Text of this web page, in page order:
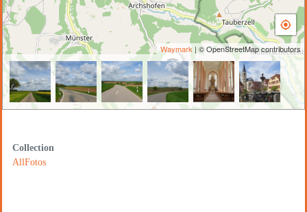
Waymark | © OpenStreetMap contributors
Collection
AllFotos